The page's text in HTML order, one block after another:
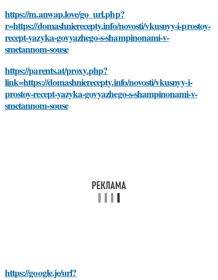
https://m.anwap.love/go_url.php?
r=https://domashnierecepty.info/novosti/vkusnyy-i-prostoy-
recept-yazyka-govyazhego-s-shampinonami-v-
smetannom-souse
https://parents.at/proxy.php?
link=https://domashnierecepty.info/novosti/vkusnyy-i-
prostoy-recept-yazyka-govyazhego-s-shampinonami-v-
smetannom-souse
https://google.je/url?